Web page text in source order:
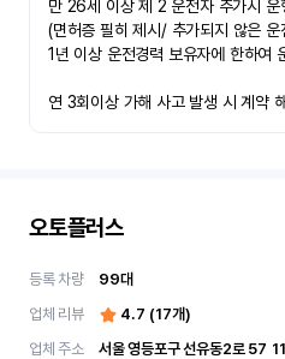
만 26세 이상 제 2 운전자 추가시 운
(면허증 필히 제시/ 추가되지 않은
1년 이상 운전경력 보유자에 한하여
연 3회이상 가해 사고 발생 시 계약
오토플러스
등록 차량 99대
업체 리뷰
4.7 (17개)
업체 주소
서울